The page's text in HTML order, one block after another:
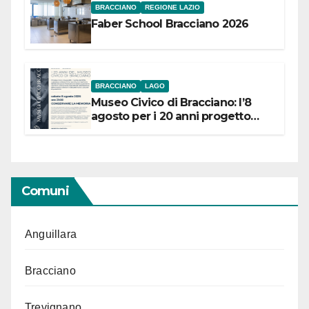
BRACCIANO REGIONE LAZIO
Faber School Bracciano 2026
BRACCIANO LAGO
Museo Civico di Bracciano: l’8
agosto per i 20 anni progetto
Comuni
Anguillara
Bracciano